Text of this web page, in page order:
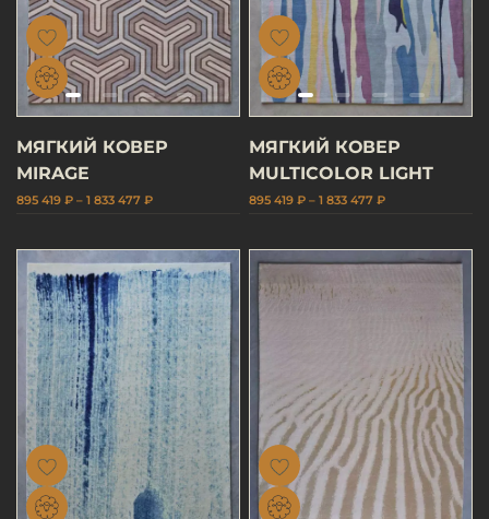
МЯГКИЙ КОВЕР
MIRAGE
895 419 ₽ – 1 833 477 ₽
МЯГКИЙ КОВЕР
MULTICOLOR LIGHT
895 419 ₽ – 1 833 477 ₽